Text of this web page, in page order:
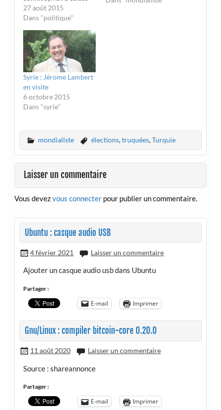
en 2011 la Turquie a
accepté sur son sol 1,8
provenance de Syrie. La
Turquie à la tête de l’EI
(DAESH) et autres
groupes terroristes
qui…
27 août 2015
Dans "politique"
Syrie : Jérome Lambert
en visite
6 octobre 2015
Dans "syrie"
mondialiste élections,truquées,Turquie
Laisser un commentaire
Vous devezvous connecterpour publier un commentaire.
Ubuntu : casque audio USB
4 février 2021 Laisser un commentaire
Ajouter un casque audio usb dans Ubuntu
Partager :
E-mail Imprimer
Gnu/Linux : compiler bitcoin-core 0.20.0
11 août 2020 Laisser un commentaire
Source : shareannonce
Partager :
E-mail Imprimer